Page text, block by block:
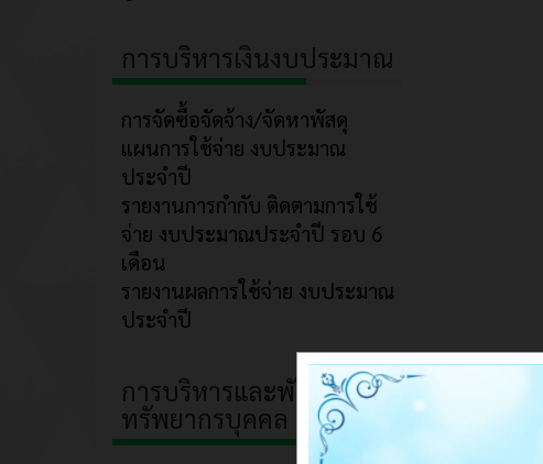
การบริหารเงินงบประมาณ
การจัดซื้อจัดจ้าง/จัดหาพัสดุ
แผนการใช้จ่าย งบประมาณ
ประจำปี
รายงานการกำกับ ติดตามการใช้
จ่าย งบประมาณประจำปี รอบ 6
เดือน
รายงานผลการใช้จ่าย งบประมาณ
ประจำปี
การบริหารและพัฒนา
ทรัพยากรบุคคล